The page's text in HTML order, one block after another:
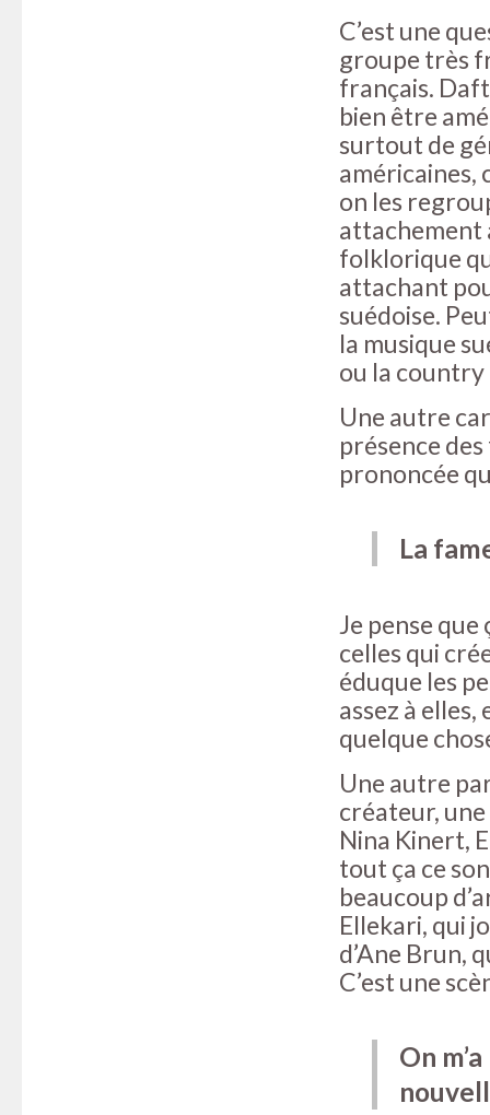
C’est une
groupe très
français.
bien être
surtout de
américaines,
on les
attachement
folklorique
attachant
suédoise.
la musique
ou la country
Une autre
présence
prononcée
La
Je pense
celles qui
éduque les
assez à
quelque
Une autre
créateur,
Nina Kinert,
tout ça ce
beaucoup
Ellekari, qui
d’Ane Brun,
C’est une
On